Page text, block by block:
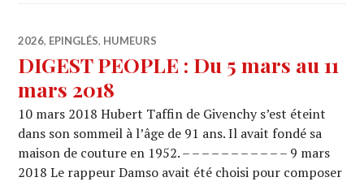
2026, EPINGLÉS, HUMEURS
DIGEST PEOPLE : Du 5 mars au 11
mars 2018
10 mars 2018 Hubert Taffin de Givenchy s’est éteint
dans son sommeil à l’âge de 91 ans. Il avait fondé sa
maison de couture en 1952. – – – – – – – – – – – 9 mars
2018 Le rappeur Damso avait été choisi pour composer